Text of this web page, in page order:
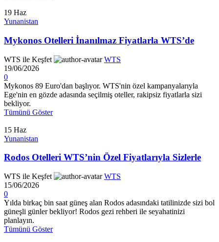
19 Haz
Yunanistan
Mykonos Otelleri İnanılmaz Fiyatlarla WTS’de
WTS ile Keşfet
WTS
19/06/2026
0
Mykonos 89 Euro'dan başlıyor. WTS'nin özel kampanyalarıyla
Ege'nin en gözde adasında seçilmiş oteller, rakipsiz fiyatlarla sizi
bekliyor.
Tümünü Göster
15 Haz
Yunanistan
Rodos Otelleri WTS’nin Özel Fiyatlarıyla Sizlerle
WTS ile Keşfet
WTS
15/06/2026
0
Yılda birkaç bin saat güneş alan Rodos adasındaki tatilinizde sizi bol
güneşli günler bekliyor! Rodos gezi rehberi ile seyahatinizi
planlayın.
Tümünü Göster